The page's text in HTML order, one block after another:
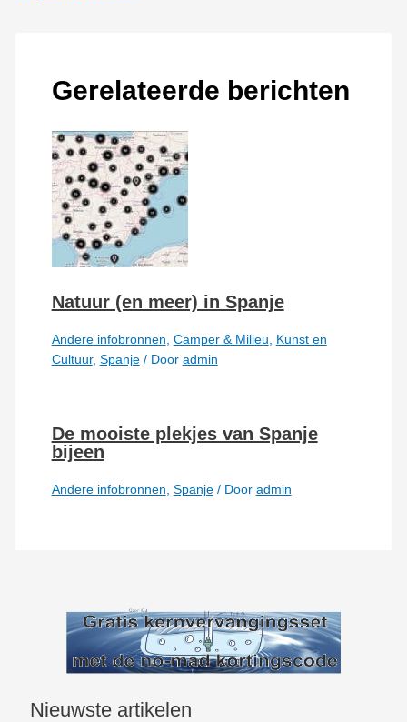
Gerelateerde berichten
Natuur (en meer) in Spanje
Andere infobronnen Camper & Milieu
Kunst en
Cultuur, Spanje/ Door admin
De mooiste plekjes van Spanje
bijeen
Andere infobronnen Spanje/ Door admin
Nieuwste artikelen